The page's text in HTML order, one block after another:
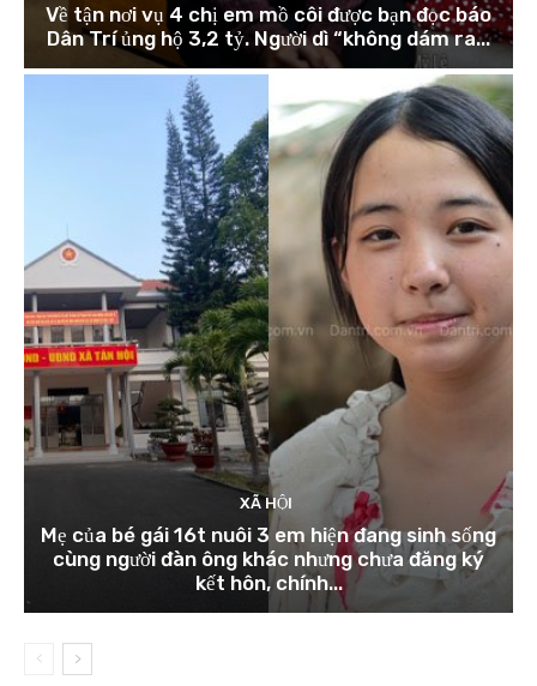
Về tận nơi vụ 4 chị em mồ côi được bạn đọc báo
Dân Trí ủng hộ 3,2 tỷ. Người dì “không dám ra...
XÃ HỘI
Mẹ của bé gái 16t nuôi 3 em hiện đang sinh sống
cùng người đàn ông khác nhưng chưa đăng ký
kết hôn, chính...